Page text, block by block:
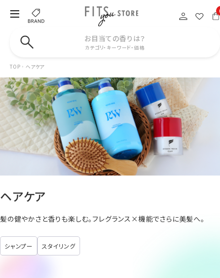
お目当ての香りは？
カテゴリ・キーワード・価格
TOP ヘアケア
ヘアケア
髪の健やかさと香りも楽しむ。フレグランス×機能でさらに美髪へ。
シャンプー スタイリング